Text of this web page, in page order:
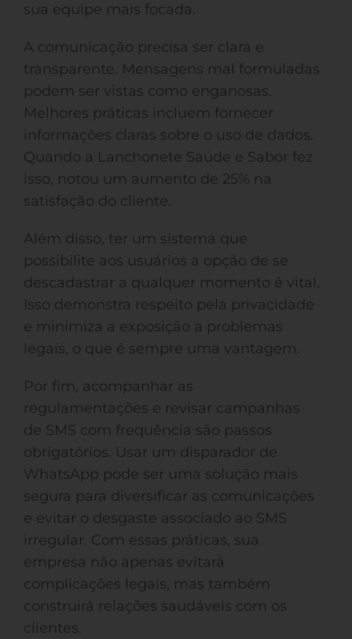
sua equipe mais focada.
A comunicação precisa ser clara e
transparente. Mensagens mal formuladas
podem ser vistas como enganosas.
Melhores práticas incluem fornecer
informações claras sobre o uso de dados.
Quando a Lanchonete Saúde e Sabor fez
isso, notou um aumento de 25% na
satisfação do cliente.
Além disso, ter um sistema que
possibilite aos usuários a opção de se
descadastrar a qualquer momento é vital.
Isso demonstra respeito pela privacidade
e minimiza a exposição a problemas
legais, o que é sempre uma vantagem.
Por fim, acompanhar as
regulamentações e revisar campanhas
de SMS com frequência são passos
obrigatórios. Usar um disparador de
WhatsApp pode ser uma solução mais
segura para diversificar as comunicações
e evitar o desgaste associado ao SMS
irregular. Com essas práticas, sua
empresa não apenas evitará
complicações legais, mas também
construirá relações saudáveis com os
clientes.